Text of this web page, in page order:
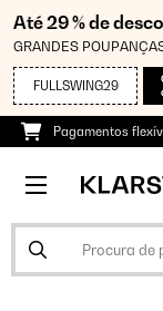
Até 29 % de
GRANDES
FULLSWING29
Pagamentos